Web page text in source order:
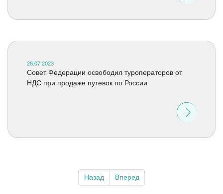
28.07.2023
Совет Федерации освободил туроператоров от
НДС при продаже путевок по России
Назад Вперед